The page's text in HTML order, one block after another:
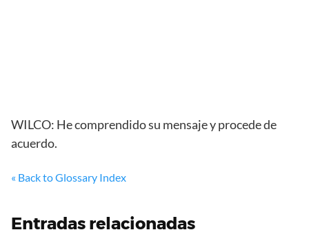
WILCO: He comprendido su mensaje y procede de
acuerdo.
« Back to Glossary Index
Entradas relacionadas